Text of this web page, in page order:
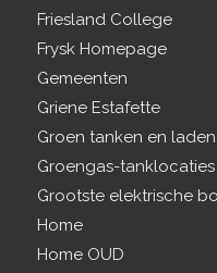
Friesland College
Frysk Homepage
Gemeenten
Griene Estafette
Groen tanken en laden
Groengas-tanklocaties
Grootste elektrische
Home
Home OUD